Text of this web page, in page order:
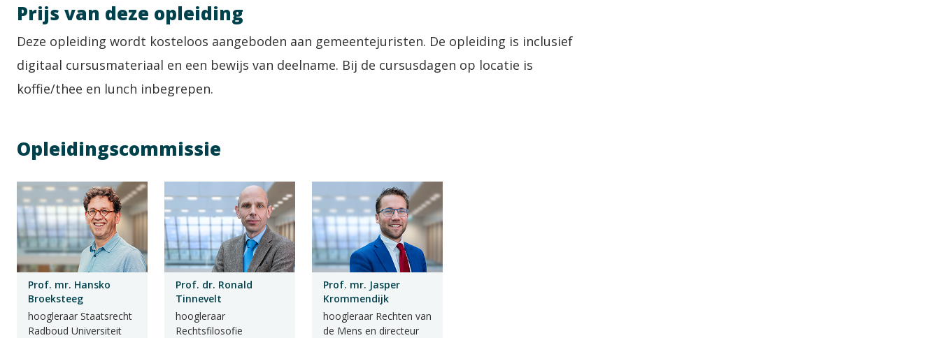
Prijs van deze opleiding
Deze opleiding wordt kosteloos aangeboden aan gemeentejuristen. De opleiding is inclusief
digitaal cursusmateriaal en een bewijs van deelname. Bij de cursusdagen op locatie is
koffie/thee en lunch inbegrepen.
Opleidingscommissie
Prof. mr. Hansko
Broeksteeg
hoogleraar Staatsrecht
Radboud Universiteit
Prof. dr. Ronald
Tinnevelt
hoogleraar
Rechtsfilosofie
Prof. mr. Jasper
Krommendijk
hoogleraar Rechten van
de Mens en directeur